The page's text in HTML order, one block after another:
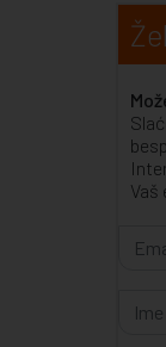
Vaš